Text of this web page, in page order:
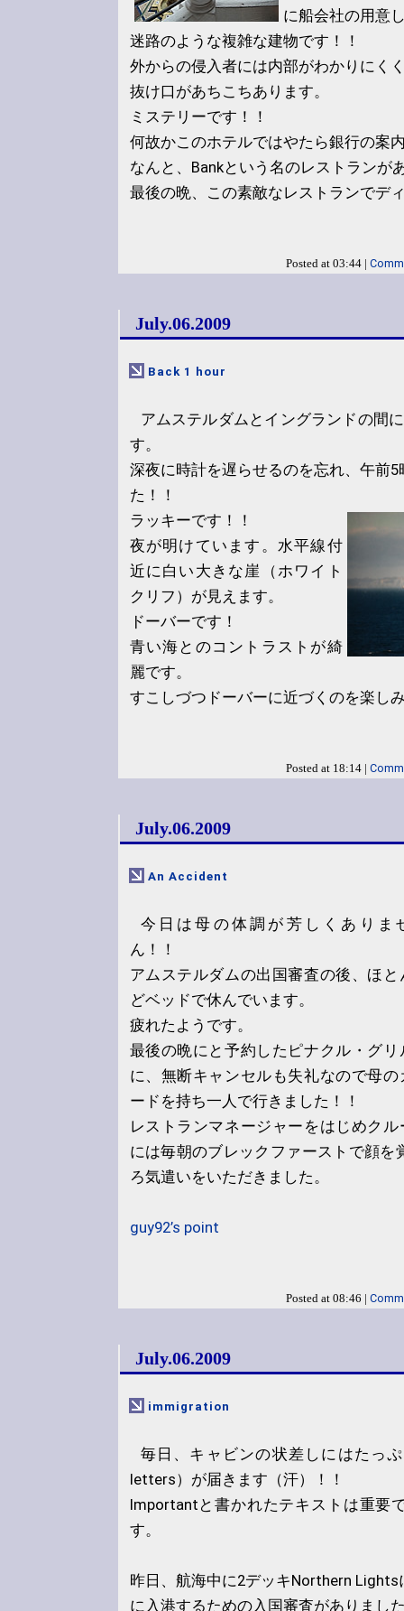
に船会社の用意
迷路のような複雑な建物です！！
外からの侵入者には内部がわかりにく
抜け口があちこちあります。
ミステリーです！！
何故かこのホテルではやたら銀行の案
なんと、Bankという名のレストランが
最後の晩、この素敵なレストランでデ
Posted at 03:44 |
July.06.2009
Back 1 hour
アムステルダムとイングランドの間
す。
深夜に時計を遅らせるのを忘れ、午前
た！！
ラッキーです！！
夜が明けています。水平線付
近に白い大きな崖（ホワイト
クリフ）が見えます。
ドーバーです！
青い海とのコントラストが綺
麗です。
すこしづつドーバーに近づくのを楽し
Posted at 18:14 |
July.06.2009
An Accident
今日は母の体調が芳しくありま
ん！！
アムステルダムの出国審査の後、ほと
どベッドで休んでいます。
疲れたようです。
最後の晩にと予約したピナクル・グリ
に、無断キャンセルも失礼なので母の
ードを持ち一人で行きました！！
レストランマネージャーをはじめクル
には毎朝のブレックファーストで顔を
ろ気遣いをいただきました。
guy92’s point
Posted at 08:46 |
July.06.2009
immigration
毎日、キャビンの状差しにはたっ
letters）が届きます（汗）！！
Importantと書かれたテキストは重要
す。
昨日、航海中に2デッキNorthern
に入港するための入国審査がありまし